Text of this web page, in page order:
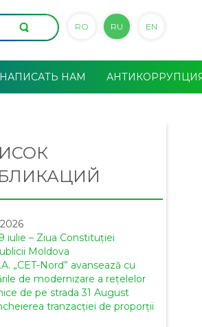
RO RU EN
НАПИСАТЬ НАМ
iulie – Ziua Constituției
Moldova
„CET-Nord” avansează cu
de modernizare a rețelelor
de pe strada 31 August
tranzacției de proporții